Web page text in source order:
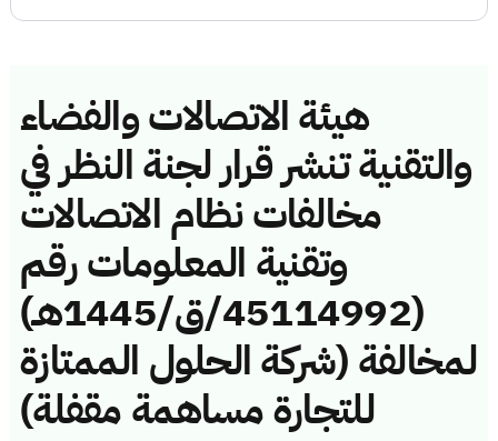
هيئة الاتصالات والفضاء
والتقنية تنشر قرار لجنة النظر في
مخالفات نظام الاتصالات
وتقنية المعلومات رقم
(45114992/ق/1445هـ)
لمخالفة (شركة الحلول الممتازة
للتجارة مساهمة مقفلة)